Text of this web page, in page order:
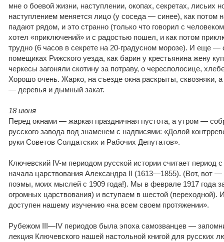
мне о боевой жизни, наступлении, окопах, секретах, лисьих
наступлением меняется лицо (у соседа — синее), как потом
падают рядом, и это странно (только что говорил с
хотел «приключений» и с радостью пошел, и как потом
трудно (6 часов в секрете на 20-градусном морозе). И еще —
помещиках Рижского уезда, как барин у крестьянина жену
черкесы загоняли скотину за потраву, о чересполосице,
Хорошо очень. Жарко, на съезде окна раскрыты, сквозняки,
— деревья и дымный закат.
18 июня
Перед окнами — жаркая праздничная пустота, а утром —
русского завода под знаменем с надписями: «Долой
руки Советов Солдатских и Рабочих Депутатов».
Ключевский IV-м периодом русской истории считает период
начала царствования Александра II (1613—1855). (Вот, вот
поэмы, моих мыслей с 1909 года!). Мы в феврале 1917 года
огромных царствования) и вступаем в шестой (переходной).
доступен нашему изучению «на всем своем протяжении».
Рубежом III—IV периодов была эпоха самозванцев —
лекция Ключевского нашей настольной книгой для русских